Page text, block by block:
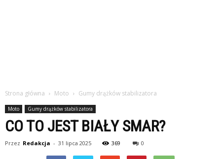
Strona główna Moto Gumy drążków stabilizatora
Moto Gumy drążków stabilizatora
CO TO JEST BIAŁY SMAR?
Przez Redakcja - 31 lipca 2025 369 0